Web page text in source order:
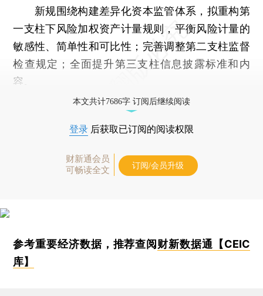
新规围绕构建差异化资本监管体系，拟重构第
一支柱下风险加权资产计量规则，平衡风险计量的
敏感性、简单性和可比性；完善调整第二支柱监督
检查规定；全面提升第三支柱信息披露标准和内
容。
本文共计7686字 订阅后继续阅读
登录 后获取已订阅的阅读权限
财新通会员
可畅读全文
订阅/会员升级
参考重要经济数据，推荐查阅 财新数据通【CEIC
库】